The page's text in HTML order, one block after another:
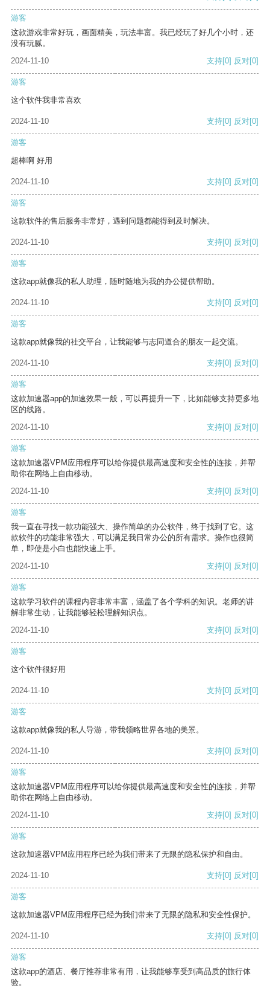
游客
这款游戏非常好玩，画面精美，玩法丰富。我已经玩了好几个小时，还
没有玩腻。
2024-11-10
支持[0] 反对[0]
游客
这个软件我非常喜欢
2024-11-10 支持[0] 反对[0]
游客
超棒啊 好用
2024-11-10 支持[0] 反对[0]
游客
这款软件的售后服务非常好，遇到问题都能得到及时解决。
2024-11-10 支持[0] 反对[0]
游客
这款app就像我的私人助理，随时随地为我的办公提供帮助。
2024-11-10 支持[0] 反对[0]
游客
这款app就像我的社交平台，让我能够与志同道合的朋友一起交流。
2024-11-10 支持[0] 反对[0]
游客
这款加速器app的加速效果一般，可以再提升一下，比如能够支持更多地
区的线路。
2024-11-10
支持[0] 反对[0]
游客
这款加速器VPM应用程序可以给你提供最高速度和安全性的连接，并帮
助你在网络上自由移动。
2024-11-10
支持[0] 反对[0]
游客
我一直在寻找一款功能强大、操作简单的办公软件，终于找到了它。这
款软件的功能非常强大，可以满足我日常办公的所有需求。操作也很简
单，即使是小白也能快速上手。
2024-11-10
支持[0] 反对[0]
游客
这款学习软件的课程内容非常丰富，涵盖了各个学科的知识。老师的讲
解非常生动，让我能够轻松理解知识点。
2024-11-10
支持[0] 反对[0]
游客
这个软件很好用
2024-11-10 支持[0] 反对[0]
游客
这款app就像我的私人导游，带我领略世界各地的美景。
2024-11-10 支持[0] 反对[0]
游客
这款加速器VPM应用程序可以给你提供最高速度和安全性的连接，并帮
助你在网络上自由移动。
2024-11-10
支持[0] 反对[0]
游客
这款加速器VPM应用程序已经为我们带来了无限的隐私保护和自由。
2024-11-10 支持[0] 反对[0]
游客
这款加速器VPM应用程序已经为我们带来了无限的隐私和安全性保护。
2024-11-10 支持[0] 反对[0]
游客
这款app的酒店、餐厅推荐非常有用，让我能够享受到高品质的旅行体
验。